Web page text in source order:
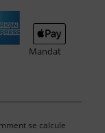
Mandat
se calcule